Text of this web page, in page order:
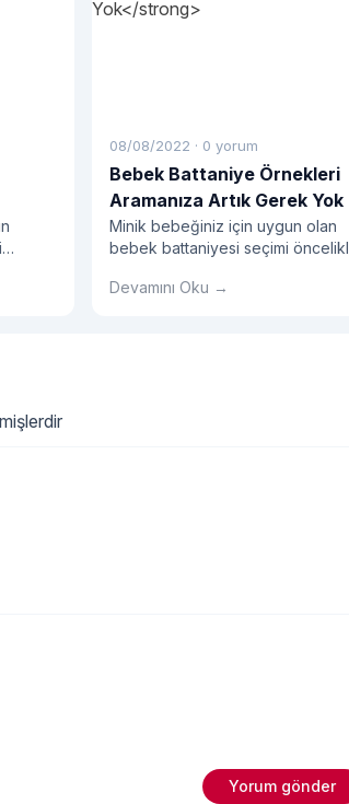
08/08/2022 · 0 yorum
Bebek Battaniye Örnekleri
Aramanıza Artık Gerek Yok
Minik bebeğiniz için uygun olan
bebek battaniyesi seçimi
seçilmeli.
Devamını Oku →